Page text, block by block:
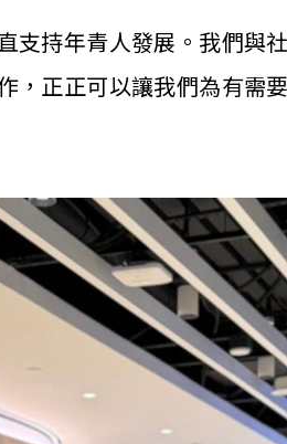
支持年青人發展。我們與
，正正可以讓我們為有需